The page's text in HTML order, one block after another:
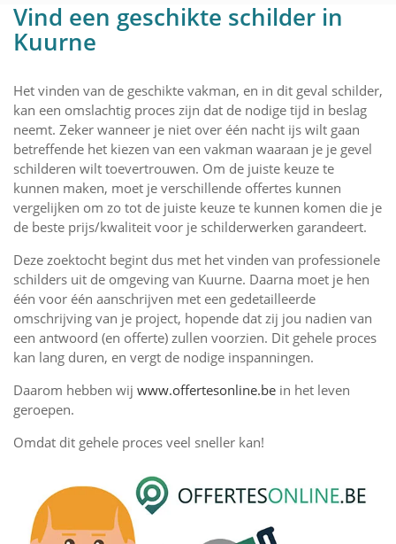
Vind een geschikte schilder in
Kuurne
Het vinden van de geschikte vakman, en in dit geval schilder,
kan een omslachtig proces zijn dat de nodige tijd in beslag
neemt. Zeker wanneer je niet over één nacht ijs wilt gaan
betreffende het kiezen van een vakman waaraan je je gevel
schilderen wilt toevertrouwen. Om de juiste keuze te
kunnen maken, moet je verschillende offertes kunnen
vergelijken om zo tot de juiste keuze te kunnen komen die je
de beste prijs/kwaliteit voor je schilderwerken garandeert.
Deze zoektocht begint dus met het vinden van professionele
schilders uit de omgeving van Kuurne. Daarna moet je hen
één voor één aanschrijven met een gedetailleerde
omschrijving van je project, hopende dat zij jou nadien van
een antwoord (en offerte) zullen voorzien. Dit gehele proces
kan lang duren, en vergt de nodige inspanningen.
Daarom hebben wij www.offertesonline.be in het leven
geroepen.
Omdat dit gehele proces veel sneller kan!